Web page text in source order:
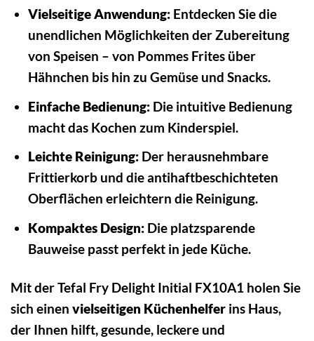
Vielseitige Anwendung:Entdecken Sie die
unendlichen Möglichkeiten der Zubereitung
von Speisen – von Pommes Frites über
Hähnchen bis hin zu Gemüse und Snacks.
Einfache Bedienung:Die intuitive Bedienung
macht das Kochen zum Kinderspiel.
Leichte Reinigung:Der herausnehmbare
Frittierkorb und die antihaftbeschichteten
Oberflächen erleichtern die Reinigung.
Kompaktes Design:Die platzsparende
Bauweise passt perfekt in jede Küche.
Mit der Tefal Fry Delight Initial FX10A1 holen Sie
sich einen vielseitigen Küchenhelfer ins Haus,
der Ihnen hilft, gesunde, leckere und